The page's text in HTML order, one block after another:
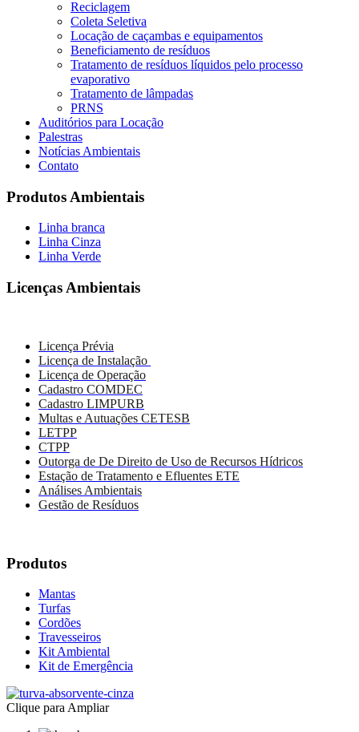
Reciclagem
Coleta Seletiva
Locação de caçambas e equipamentos
Beneficiamento de resíduos
Tratamento de resíduos líquidos pelo processo
evaporativo
Tratamento de lâmpadas
PRNS
Auditórios para Locação
Palestras
Notícias Ambientais
Contato
Produtos Ambientais
Linha branca
Linha Cinza
Linha Verde
Licenças Ambientais
Licença Prévia
Licença de Instalação
Licença de Operação
Cadastro COMDEC
Cadastro LIMPURB
Multas e Autuações CETESB
LETPP
CTPP
Outorga de De Direito de Uso de Recursos Hídricos
Estação de Tratamento e Efluentes ETE
Análises Ambientais
Gestão de Resíduos
Produtos
Mantas
Turfas
Cordões
Travesseiros
Kit Ambiental
Kit de Emergência
Clique para Ampliar